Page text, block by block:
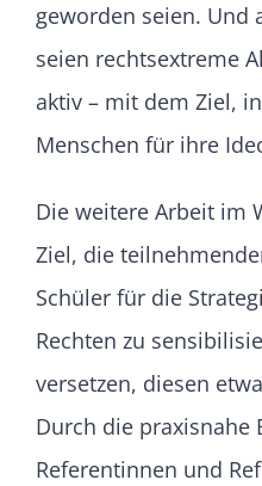
geworden seien. Und
seien rechtsextreme
aktiv – mit dem Ziel,
Menschen für ihre
Die weitere Arbeit im
Ziel, die
Schüler für die
Rechten zu
versetzen, diesen
Durch die praxisnahe
Referentinnen und